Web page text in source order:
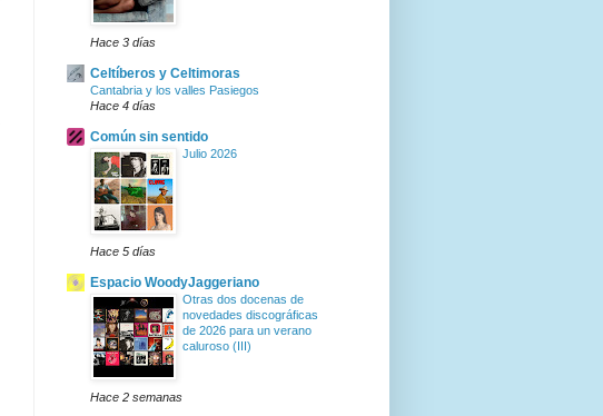
Hace 3 días
Celtíberos y Celtimoras
Cantabria y los valles Pasiegos
Hace 4 días
Común sin sentido
Julio 2026
Hace 5 días
Espacio WoodyJaggeriano
Otras dos docenas de
novedades discográficas
de 2026 para un verano
caluroso (III)
Hace 2 semanas